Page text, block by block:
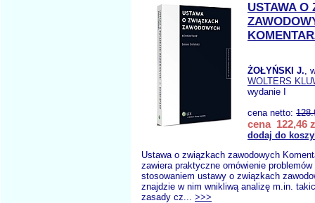
USTAWA O
ŻOŁYŃSKI J.,
WOLTERS
wydanie I
cena netto:
cena 122,46
dodaj do
Ustawa o związkach zawodowych
zawiera praktyczne omówienie
stosowaniem ustawy o związkach
znajdzie w nim wnikliwą analizę m.in.
zasady cz... >>>